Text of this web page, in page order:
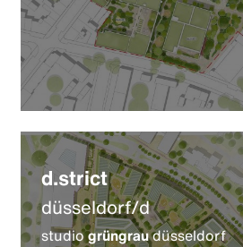
d.strict
düsseldorf/d
studiogrüngraudüsseldorf